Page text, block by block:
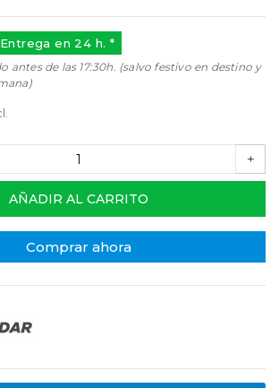
Entrega en 24 h. *
antes de las 17:30h. (salvo festivo en destino y
+
AÑADIR AL CARRITO
Comprar ahora